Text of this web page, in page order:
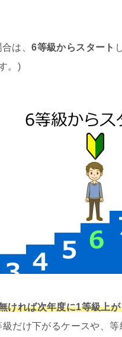
合は、6等級からスタート
。)
ければ次年度に1等級上
級だけ下がるケースや、